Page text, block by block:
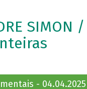
SIMON
- 04.04.2025